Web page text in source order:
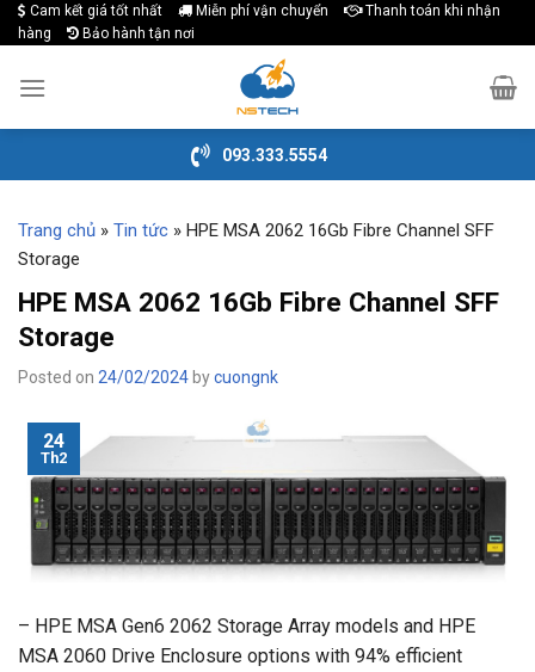
Skip
to
content
Cam kết giá tốt nhất Miễn phí vận chuyển
Thanh toán khi nhận
hàng
Bảo hành tận nơi
093.333.5554
Trang chủ » Tin tức » HPE MSA 2062 16Gb Fibre Channel SFF
Storage
HPE MSA 2062 16Gb Fibre Channel SFF
Storage
Posted on 24/02/2024 bycuongnk
24
Th2
– HPE MSA Gen6 2062 Storage Array models and HPE
MSA 2060 Drive Enclosure options with 94% efficient